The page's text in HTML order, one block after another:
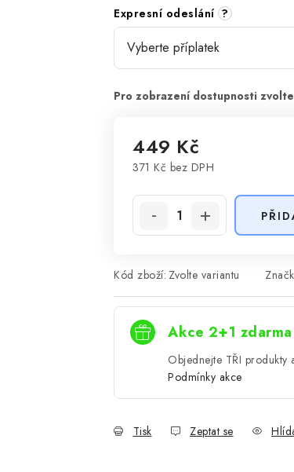
Expresní odeslání ?
449 Kč
371 Kč bez DPH
Kód zboží: Zvolte variantu
Akce 2+1 zdarma
Objednejte TŘI produkty
Podmínky akce
Tisk Zeptat se